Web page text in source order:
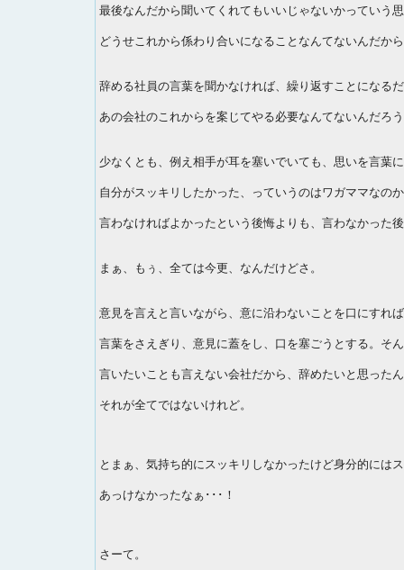
最後なんだから聞いてくれてもいいじゃないかっていう
どうせこれから係わり合いになることなんてないんだか
辞める社員の言葉を聞かなければ、繰り返すことになる
あの会社のこれからを案じてやる必要なんてないんだろ
少なくとも、例え相手が耳を塞いでいても、思いを言葉
自分がスッキリしたかった、っていうのはワガママなの
言わなければよかったという後悔よりも、言わなかった
まぁ、もぅ、全ては今更、なんだけどさ。
意見を言えと言いながら、意に沿わないことを口にすれ
言葉をさえぎり、意見に蓋をし、口を塞ごうとする。そ
言いたいことも言えない会社だから、辞めたいと思った
それが全てではないけれど。
とまぁ、気持ち的にスッキリしなかったけど身分的には
あっけなかったなぁ･･･！
さーて。